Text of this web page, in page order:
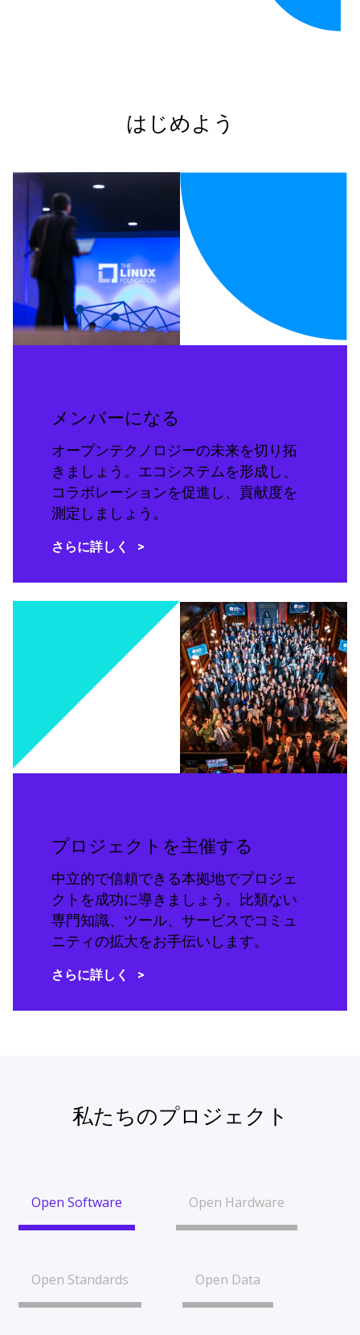
はじめよう
メンバーになる
オープンテクノロジーの未来を切り拓
きましょう。エコシステムを形成し、
コラボレーションを促進し、貢献度を
測定しましょう。
さらに詳しく
プロジェクトを主催する
中立的で信頼できる本拠地でプロジェ
クトを成功に導きましょう。比類ない
専門知識、ツール、サービスでコミュ
ニティの拡大をお手伝いします。
さらに詳しく
私たちのプロジェクト
Open Software Open Hardware
Open Standards Open Data